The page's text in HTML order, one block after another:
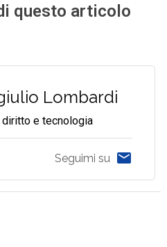
questo articolo
Lombardi
e tecnologia
Seguimi su